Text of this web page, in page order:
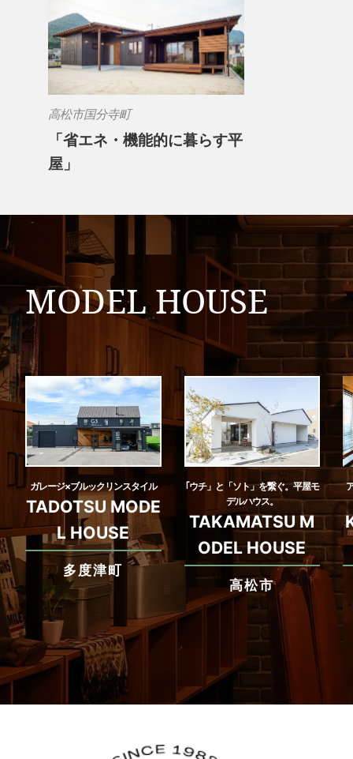
高松市国分寺町
「省エネ・機能的に暮らす平
屋」
MODEL HOUSE
ガレージ×ブルックリンスタイル
TADOTSU MODE
L HOUSE
多度津町
｢ウチ」と「ソト」を繋ぐ。平屋モ
デルハウス。
TAKAMATSU M
ODEL HOUSE
高松市